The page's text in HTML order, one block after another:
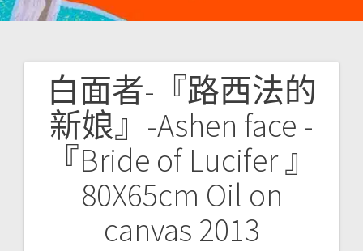
白面者-『路西法的
新娘』-Ashen face -
『Bride of Lucifer 』
80X65cm Oil on
canvas 2013
文
章